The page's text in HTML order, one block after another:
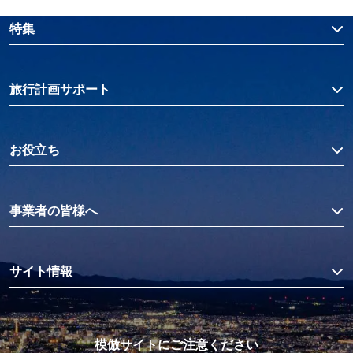
特集
旅行計画サポート
お役立ち
事業者の皆様へ
サイト情報
模倣サイトにご注意ください